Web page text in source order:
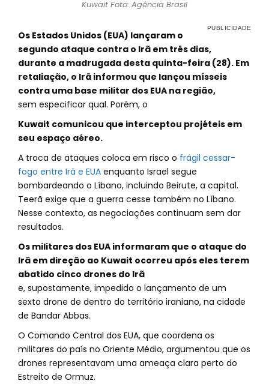
Kuwait Foto: Agência Brasil
Os Estados Unidos (EUA) lançaram o
segundo ataque contra o Irã em três dias,
durante a madrugada desta quinta-feira (28). Em
retaliação, o Irã informou que lançou mísseis
contra uma base militar dos EUA na região,
sem especificar qual. Porém, o
Kuwait comunicou que interceptou projéteis em
seu espaço aéreo.
A troca de ataques coloca em risco o frágil cessar-
fogo entre Irã e EUA enquanto Israel segue
bombardeando o Líbano, incluindo Beirute, a capital.
Teerã exige que a guerra cesse também no Líbano.
Nesse contexto, as negociações continuam sem dar
resultados.
Os militares dos EUA informaram que o ataque do
Irã em direção ao Kuwait ocorreu após eles terem
abatido cinco drones do Irã
e, supostamente, impedido o lançamento de um
sexto drone de dentro do território iraniano, na cidade
de Bandar Abbas.
O Comando Central dos EUA, que coordena os
militares do país no Oriente Médio, argumentou que os
drones representavam uma ameaça clara perto do
Estreito de Ormuz.